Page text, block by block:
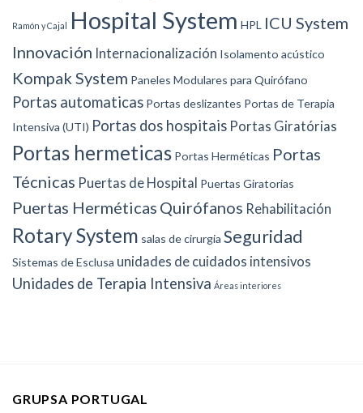
Ramón y Cajal Hospital System HPL ICU System
Innovación Internacionalización Isolamento acústico
Kompak System Paneles Modulares para Quirófano
Portas automaticas Portas deslizantes Portas de Terapia
Intensiva (UTI) Portas dos hospitais Portas Giratórias
Portas hermeticas Portas Herméticas Portas
Técnicas Puertas de Hospital Puertas Giratorias
Puertas Herméticas Quirófanos Rehabilitación
Rotary System salas de cirurgia Seguridad
Sistemas de Esclusa unidades de cuidados intensivos
Unidades de Terapia Intensiva Áreas interiores
GRUPSA PORTUGAL